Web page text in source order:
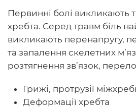
Первинні болі викликають
хребта. Серед травм біль
викликають перенапругу,
та запалення скелетних
розтягнення зв’язок,
Грижі, протрузії
Деформації хребта